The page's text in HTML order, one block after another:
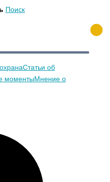
Поиск
Статьи об
моментыМнение о